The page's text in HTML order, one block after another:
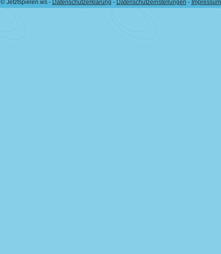
© Jetztspielen.ws - Datenschutzerklärung - Datenschutzeinstellungen - Impressum